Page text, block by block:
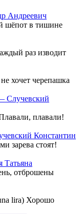
Андреевич
шёпот в тишине
раз изводит
хочет черепашка
Случевский
плавали!
Константин
зарева стоят!
Татьяна
отброшены
lira) Хорошо